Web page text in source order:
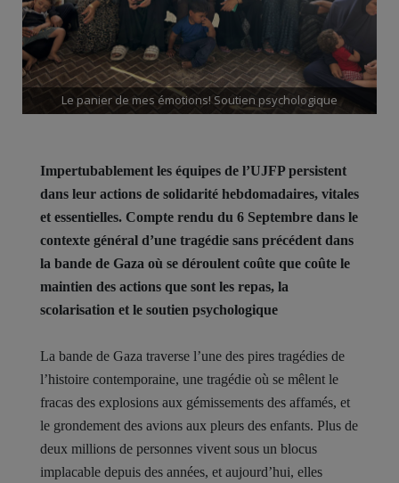
Le panier de mes émotions! Soutien psychologique
Impertubablement les équipes de l’UJFP persistent
dans leur actions de solidarité hebdomadaires, vitales
et essentielles. Compte rendu du 6 Septembre dans le
contexte général d’une tragédie sans précédent dans
la bande de Gaza où se déroulent coûte que coûte le
maintien des actions que sont les repas, la
scolarisation et le soutien psychologique
La bande de Gaza traverse l’une des pires tragédies de
l’histoire contemporaine, une tragédie où se mêlent le
fracas des explosions aux gémissements des affamés, et
le grondement des avions aux pleurs des enfants. Plus de
deux millions de personnes vivent sous un blocus
implacable depuis des années, et aujourd’hui, elles